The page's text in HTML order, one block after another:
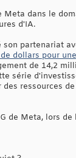
Meta dans le
d'IA.
partenariat
dollars pour
de 14,2
série
ressources
de Meta, lors